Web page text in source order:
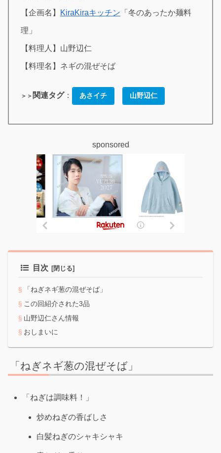
【企画名】 KiraKiraキッチン 「冬のあったか麺料
理」
【料理人】山野辺仁
【料理名】ネギの混ぜそば
＞＞ 関連タグ： あさイチ 山野辺仁
sponsored
目次
「ねぎネギ葱の混ぜそば」
この回紹介された3品
山野辺仁さん情報
おしまいに
「ねぎネギ葱の混ぜそば」
「ねぎは調味料！」
炒めねぎの香ばしさ
白髪ねぎのシャキシャキ